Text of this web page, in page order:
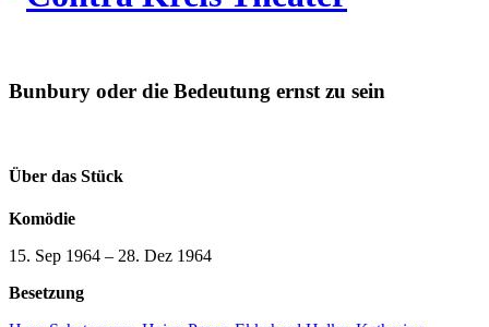
Bunbury oder die Bedeutung ernst zu sein
Über das Stück
Komödie
15. Sep 1964 – 28. Dez 1964
Besetzung